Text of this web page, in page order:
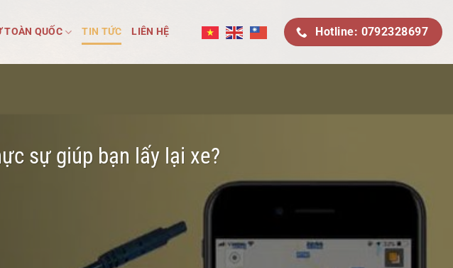
TOÀN QUỐC TIN TỨC LIÊN HỆ Hotline: 0792328697
sự giúp bạn lấy lại xe?